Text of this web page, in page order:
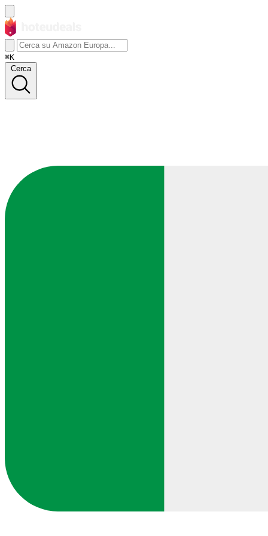
⌘K
Cerca